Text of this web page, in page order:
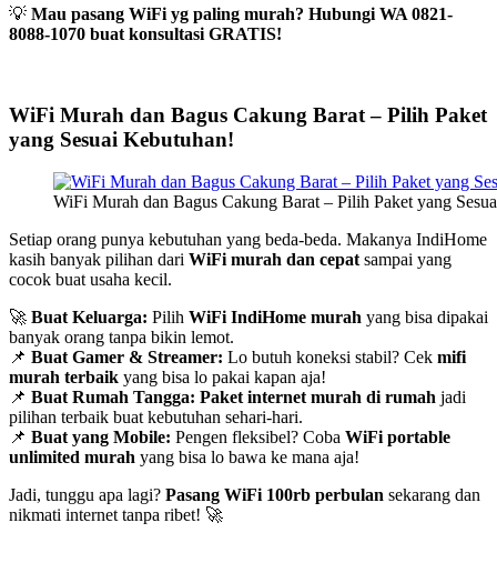
💡 Mau pasang WiFi yg paling murah? Hubungi WA 0821-
8088-1070 buat konsultasi GRATIS!
WiFi Murah dan Bagus Cakung Barat – Pilih Paket
yang Sesuai Kebutuhan!
WiFi Murah dan Bagus Cakung Barat – Pilih Paket yang
Setiap orang punya kebutuhan yang beda-beda. Makanya IndiHome
kasih banyak pilihan dari WiFi murah dan cepatsampai yang
cocok buat usaha kecil.
🚀 Buat Keluarga: Pilih WiFi IndiHome murah yang bisa dipakai
banyak orang tanpa bikin lemot.
📌 Buat Gamer & Streamer: Lo butuh koneksi stabil? Cek mifi
murah terbaik yang bisa lo pakai kapan aja!
📌 Buat Rumah Tangga: Paket internet murah di rumah jadi
pilihan terbaik buat kebutuhan sehari-hari.
📌 Buat yang Mobile: Pengen fleksibel? Coba WiFi portable
unlimited murah yang bisa lo bawa ke mana aja!
Jadi, tunggu apa lagi? Pasang WiFi 100rb perbulan sekarang dan
nikmati internet tanpa ribet! 🚀